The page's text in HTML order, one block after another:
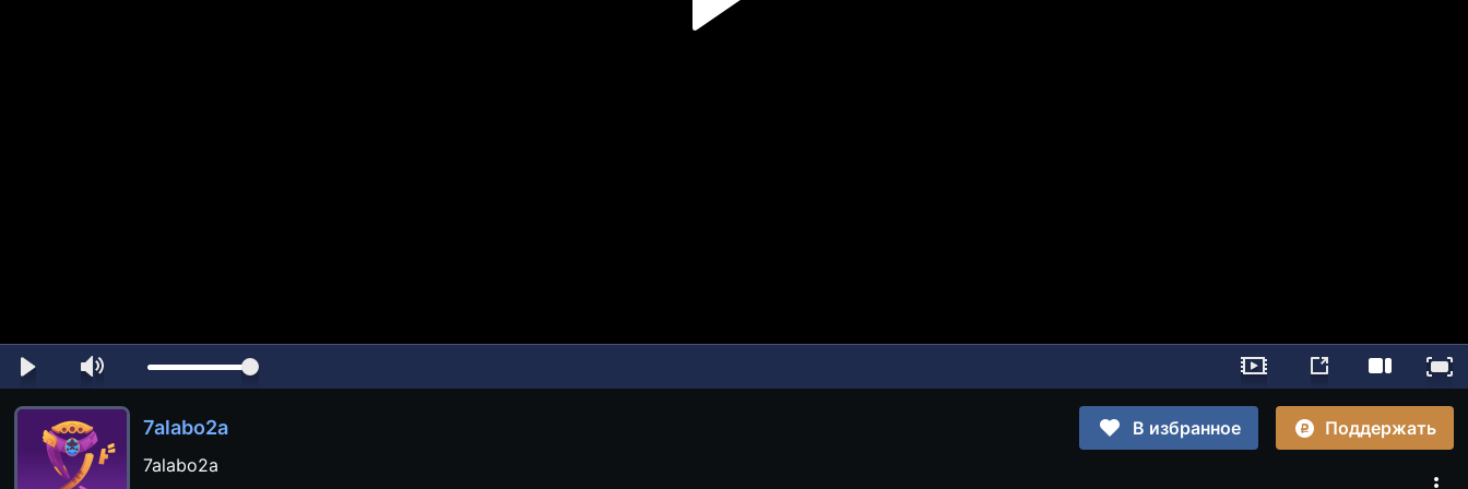
7alabo2a В избранное
Поддержать
7alabo2a